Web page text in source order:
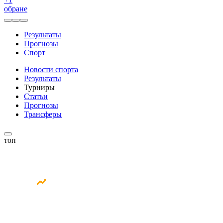
обране
Результаты
Прогнозы
Спорт
Новости спорта
Результаты
Турниры
Статьи
Прогнозы
Трансферы
топ